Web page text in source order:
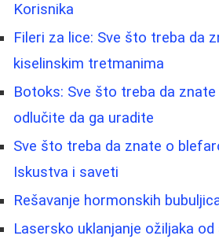
Korisnika
Fileri za lice: Sve što treba da
kiselinskim tretmanima
Botoks: Sve što treba da
odlučite da ga uradite
Sve što treba da znate o
Iskustva i saveti
Rešavanje hormonskih
Lasersko uklanjanje ožiljaka